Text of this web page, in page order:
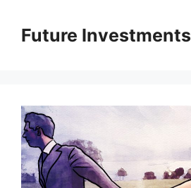
вмістуFuture Investments